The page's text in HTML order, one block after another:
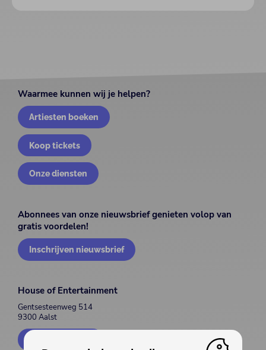
Waarmee kunnen wij je helpen?
Artiesten boeken
Koop tickets
Onze diensten
Abonnees van onze nieuwsbrief genieten volop van
gratis voordelen!
Inschrijven nieuwsbrief
House of Entertainment
Gentsesteenweg 514
9300 Aalst